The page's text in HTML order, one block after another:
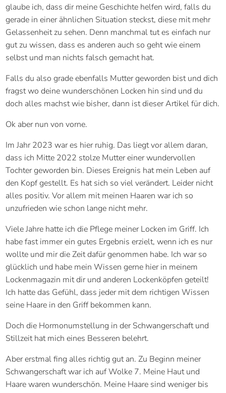
glaube ich, dass dir meine Geschichte helfen wird, falls du
gerade in einer ähnlichen Situation steckst, diese mit mehr
Gelassenheit zu sehen. Denn manchmal tut es einfach nur
gut zu wissen, dass es anderen auch so geht wie einem
selbst und man nichts falsch gemacht hat.
Falls du also grade ebenfalls Mutter geworden bist und dich
fragst wo deine wunderschönen Locken hin sind und du
doch alles machst wie bisher, dann ist dieser Artikel für dich.
Ok aber nun von vorne.
Im Jahr 2023 war es hier ruhig. Das liegt vor allem daran,
dass ich Mitte 2022 stolze Mutter einer wundervollen
Tochter geworden bin. Dieses Ereignis hat mein Leben auf
den Kopf gestellt. Es hat sich so viel verändert. Leider nicht
alles positiv. Vor allem mit meinen Haaren war ich so
unzufrieden wie schon lange nicht mehr.
Viele Jahre hatte ich die Pflege meiner Locken im Griff. Ich
habe fast immer ein gutes Ergebnis erzielt, wenn ich es nur
wollte und mir die Zeit dafür genommen habe. Ich war so
glücklich und habe mein Wissen gerne hier in meinem
Lockenmagazin mit dir und anderen Lockenköpfen geteilt!
Ich hatte das Gefühl, dass jeder mit dem richtigen Wissen
seine Haare in den Griff bekommen kann.
Doch die Hormonumstellung in der Schwangerschaft und
Stillzeit hat mich eines Besseren belehrt.
Aber erstmal fing alles richtig gut an. Zu Beginn meiner
Schwangerschaft war ich auf Wolke 7. Meine Haut und
Haare waren wunderschön. Meine Haare sind weniger bis